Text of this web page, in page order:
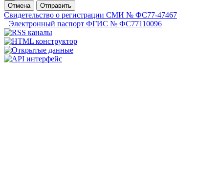
Отмена
Отправить
Свидетельство о регистрации СМИ № ФС77-47467
Электронный паспорт ФГИС № ФС77110096